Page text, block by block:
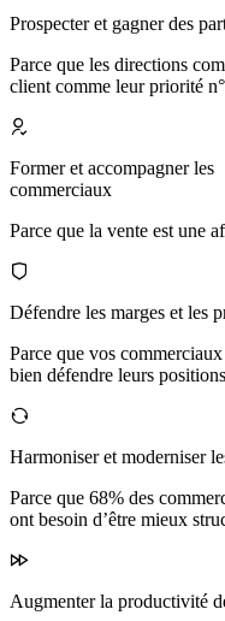
Prospecter et gagner des
Parce que les directions
client comme leur priorité
Former et accompagner les
commerciaux
Parce que la vente est une
Défendre les marges et les
Parce que vos
bien défendre leurs
Harmoniser et moderniser
Parce que 68% des
ont besoin d’être mieux
Augmenter la productivité